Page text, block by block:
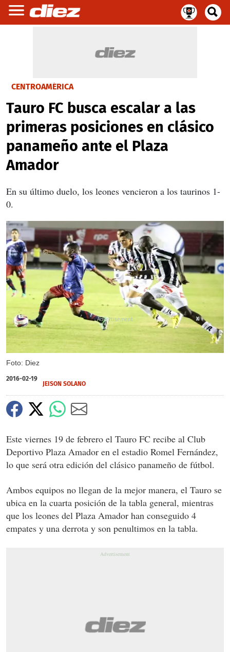
CENTROAMÉRICA
Tauro FC busca escalar a las
primeras posiciones en clásico
panameño ante el Plaza
Amador
En su último duelo, los leones vencieron a los taurinos 1-
0.
Foto: Diez
X
2016-02-19
JEISON SOLANO
Este viernes 19 de febrero el Tauro FC recibe al Club
Deportivo Plaza Amador en el estadio Romel Fernández,
lo que será otra edición del clásico panameño de fútbol.
Ambos equipos no llegan de la mejor manera, el Tauro se
ubica en la cuarta posición de la tabla general, mientras
que los leones del Plaza Amador han conseguido 4
empates y una derrota y son penultimos en la tabla.